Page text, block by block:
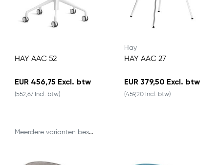
HAY AAC 52
EUR 456,75 Excl. btw
(552,67 Incl. btw)
Meerdere varianten beschikbaar
Hay
HAY AAC 27
EUR 379,50 Excl. btw
(459,20 Incl. btw)